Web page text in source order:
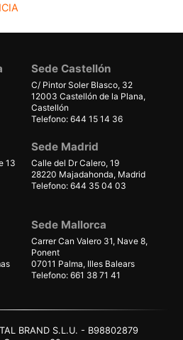
Sede Castellón
C/ Pintor Soler Blasco, 32
12003 Castellón de la Plana,
Castellón
Telefono: 644 15 14 36
13
Sede Madrid
Calle del Dr Calero, 19
28220 Majadahonda, Madrid
Telefono: 644 35 04 03
Sede Mallorca
Carrer Can Valero 31, Nave 8,
Ponent
07011 Palma, Illes Balears
Telefono: 661 38 71 41
BRAND S.L.U. - B98802879